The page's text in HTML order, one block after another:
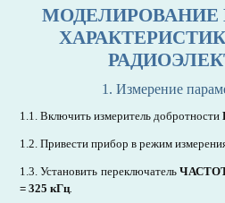
1. Измерение
1.1. Включить измеритель добротности
1.2. Привести прибор в режим
1.3. Установить переключатель
= 325 кГц.